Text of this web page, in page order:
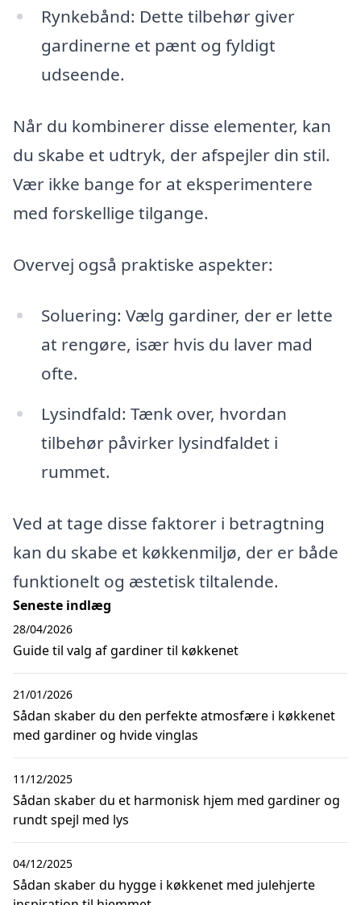
Rynkebånd: Dette tilbehør giver
gardinerne et pænt og fyldigt
udseende.
Når du kombinerer disse elementer, kan
du skabe et udtryk, der afspejler din stil.
Vær ikke bange for at eksperimentere
med forskellige tilgange.
Overvej også praktiske aspekter:
Soluering: Vælg gardiner, der er lette
at rengøre, især hvis du laver mad
ofte.
Lysindfald: Tænk over, hvordan
tilbehør påvirker lysindfaldet i
rummet.
Ved at tage disse faktorer i betragtning
kan du skabe et køkkenmiljø, der er både
funktionelt og æstetisk tiltalende.
Seneste indlæg
Guide til valg af gardiner til køkkenet
28/04/2026
Sådan skaber du den perfekte atmosfære i køkkenet
med gardiner og hvide vinglas
21/01/2026
Sådan skaber du et harmonisk hjem med gardiner og
rundt spejl med lys
11/12/2025
Sådan skaber du hygge i køkkenet med julehjerte
04/12/2025